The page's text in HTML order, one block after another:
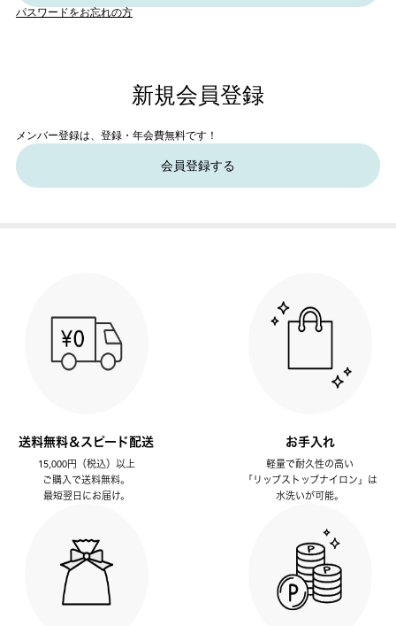
パスワードをお忘れの方
新規会員登録
メンバー登録は、登録・年会費無料です！
会員登録する
送料無料＆スピード配送
15,000円（税込）以上
ご購入で送料無料。
最短翌日にお届け。
お手入れ
軽量で耐久性の高い
「リップストップナイロン」は
水洗いが可能。